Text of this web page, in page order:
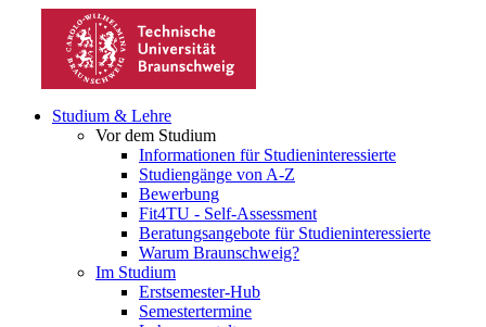
Studium & Lehre
Vor dem Studium
Informationen für Studieninteressierte
Studiengänge von A-Z
Bewerbung
Fit4TU - Self-Assessment
Beratungsangebote für Studieninteressierte
Warum Braunschweig?
Im Studium
Erstsemester-Hub
Semestertermine